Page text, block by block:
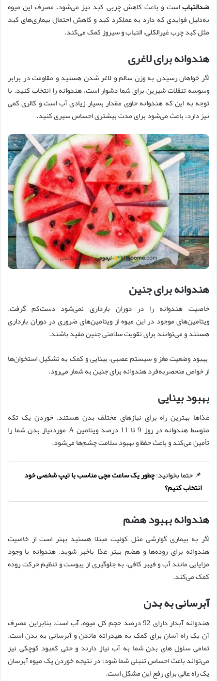
ضدالتهاباست و باعث کاهش چربی کبد نیز می‌شود. مصرف این میوه
به‌دلیل فوایدی که دارد به عملکرد کبد و کاهش احتمال بیماری‌های کبد
مثل کبد چرب غیرالکلی، التهاب و سیروز کمک می‌کند.
هندوانه برای لاغری
اگر خواهان رسیدن به وزن سالم و لاغر شدن هستید و مقاومت در برابر
وسوسه تنقلات شیرین برای شما دشوار است، هندوانه را انتخاب کنید. با
توجه به این که هندوانه حاوی مقدار بسیار زیادی آب است و کالری کمی
نیز دارد، باعث می‌شود برای مدت بیشتری احساس سیری کنید.
هندوانه برای جنین
خاصیت هندوانه را در دوران بارداری نمی‌شود دست‌کم گرفت.
ویتامین‌های موجود در این میوه از ویتامین‌های ضروری در دوران بارداری
هستند و می‌توانند برای تقویت سلامتی جنین مفید باشند.
بهبود وضعیت مغز و سیستم عصبی، بینایی و کمک به تشکیل استخوان‌ها
از خواص منحصربه‌فرد هندوانه برای جنین به شمار می‌رود.
بهبود بینایی
غذاها بهترین راه برای نیازهای مختلف بدن هستند. خوردن یک تکه
متوسط ​​هندوانه در روز 9 تا 11 درصد ویتامین A موردنیاز بدن شما را
تأمین می‌کند و باعث حفظ و بهبود سلامت چشم‌ها می‌شود.
📌 حتما بخوانید:چطور یک ساعت مچی مناسب با تیپ شخصی خود
انتخاب کنیم؟
هندوانه بهبود هضم
اگر به بیماری گوارشی مثل کولیت مبتلا هستید بهتر است از خاصیت
هندوانه برای روده‌ها و هضم بهتر غذا باخبر شوید. هندوانه با وجود
مزایایی مانند آب و فیبر کافی، به جلوگیری از یبوست و تنظیم حرکت روده
کمک می‌کند.
آبرسانی به بدن
هندوانه آبدار دارای 92 درصد حجم کل میوه، آب است؛ بنابراین مصرف
آن یک راه آسان برای کمک به هیدراته ماندن و آبرسانی به بدن است.
تمامی سلول های بدن شما به آب نیاز دارند و حتی کمبود کوچکی نیز
می‌تواند باعث احساس تنبلی شما شود؛ در نتیجه خوردن یک میوه آبرسان
یک راه عالی برای رفع این مشکل است.